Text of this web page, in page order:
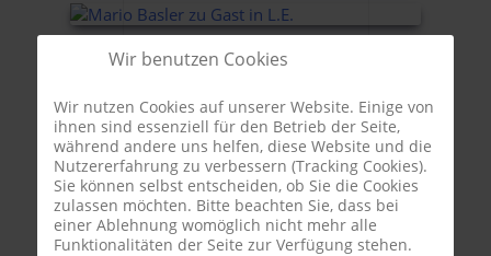
Wir benutzen Cookies
Wir nutzen Cookies auf unserer Website. Einige von
ihnen sind essenziell für den Betrieb der Seite,
während andere uns helfen, diese Website und die
Nutzererfahrung zu verbessern (Tracking Cookies).
Sie können selbst entscheiden, ob Sie die Cookies
zulassen möchten. Bitte beachten Sie, dass bei
einer Ablehnung womöglich nicht mehr alle
Funktionalitäten der Seite zur Verfügung stehen.